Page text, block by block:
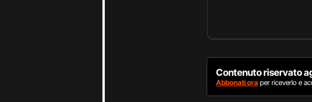
Contenuto riservato
Abbonati ora per riceverlo e